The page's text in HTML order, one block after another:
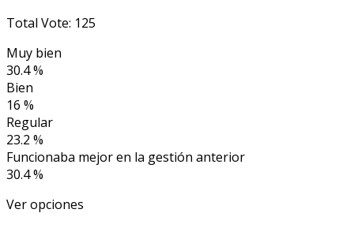
Total Vote: 125
Muy bien
30.4 %
Bien
16 %
Regular
23.2 %
Funcionaba mejor en la gestión anterior
30.4 %
Ver opciones